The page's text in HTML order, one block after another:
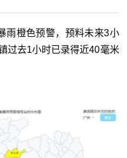
雨橙色预警，预料未来3小
过去1小时已录得近40毫米